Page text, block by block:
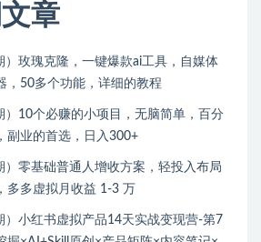
章
）玫瑰克隆，一键爆款ai工具，自媒体
，50多个功能，详细的教程
）10个必赚的小项目，无脑简单，百分
副业的首选，日入300+
）零基础普通人增收方案，轻投入布局
多多虚拟月收益 1-3 万
）小红书虚拟产品14天实战变现营-第7